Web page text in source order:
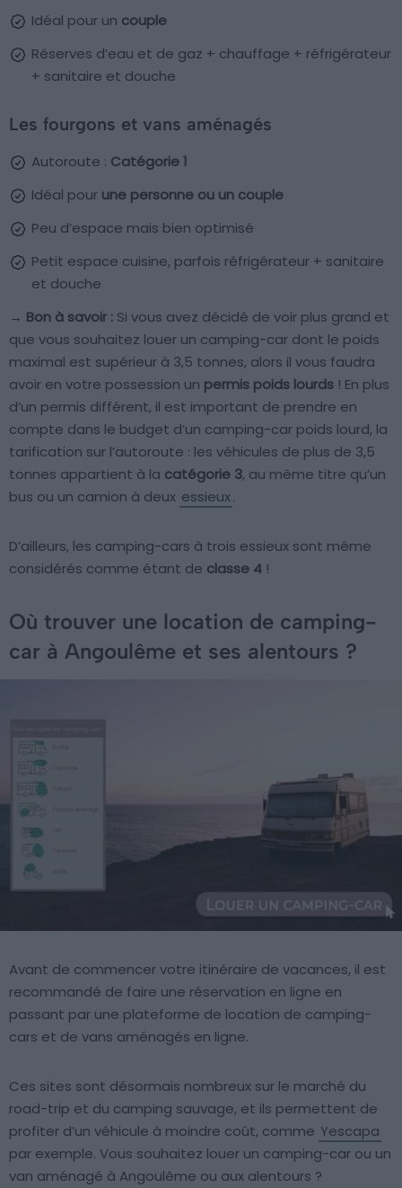
Idéal pour un couple
Réserves d’eau et de gaz + chauffage + réfrigérateur
+ sanitaire et douche
Les fourgons et vans aménagés
Autoroute : Catégorie 1
Idéal pour une personne ou un couple
Peu d’espace mais bien optimisé
Petit espace cuisine, parfois réfrigérateur + sanitaire
et douche
→ Bon à savoir : Si vous avez décidé de voir plus grand et
que vous souhaitez louer un camping-car dont le poids
maximal est supérieur à 3,5 tonnes, alors il vous faudra
avoir en votre possession un permis poids lourds ! En plus
d’un permis différent, il est important de prendre en
compte dans le budget d’un camping-car poids lourd, la
tarification sur l’autoroute : les véhicules de plus de 3,5
tonnes appartient à la catégorie 3, au même titre qu’un
bus ou un camion à deux essieux.
D’ailleurs, les camping-cars à trois essieux sont même
considérés comme étant de classe 4 !
Où trouver une location de camping-
car à Angoulême et ses alentours ?
Avant de commencer votre itinéraire de vacances, il est
recommandé de faire une réservation en ligne en
passant par une plateforme de location de camping-
cars et de vans aménagés en ligne.
Ces sites sont désormais nombreux sur le marché du
road-trip et du camping sauvage, et ils permettent de
profiter d’un véhicule à moindre coût, comme Yescapa
par exemple. Vous souhaitez louer un camping-car ou un
van aménagé à Angoulême ou aux alentours ?